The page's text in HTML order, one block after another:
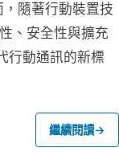
隨著行動裝置技
、安全性與擴充
行動通訊的新標
繼續閱讀→